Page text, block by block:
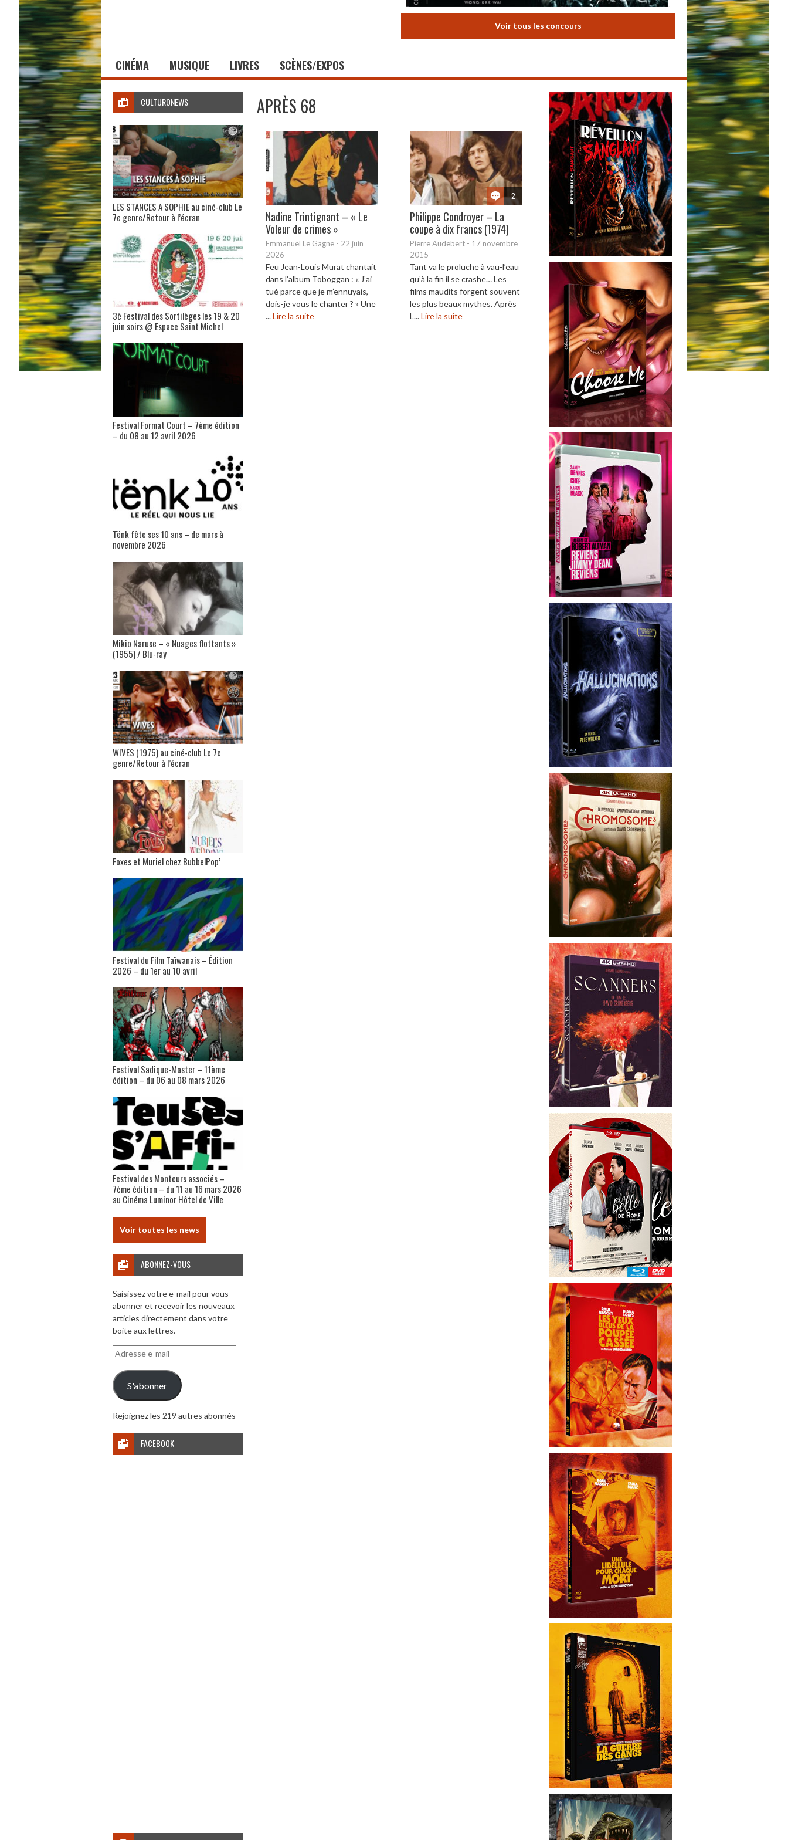
Voir tous les concours
CINÉMA MUSIQUE LIVRES SCÈNES/EXPOS
APRÈS 68
Nadine Trintignant – « Le
Voleur de crimes »
Emmanuel Le Gagne - 22 juin
2026
Feu Jean-Louis Murat chantait
dans l’album Toboggan : « J’ai
tué parce que je m’ennuyais,
dois-je vous le chanter ? » Une
...Lire la suite
2
Philippe Condroyer – La
coupe à dix francs (1974)
Pierre Audebert - 17 novembre
2015
Tant va le proluche à vau-l’eau
qu’à la fin il se crashe… Les
films maudits forgent souvent
les plus beaux mythes. Après
L...Lire la suite
CULTURONEWS
LES STANCES A SOPHIE au ciné-club Le
7e genre/Retour à l’écran
3è Festival des Sortilèges les 19 & 20
juin soirs @ Espace Saint Michel
Festival Format Court – 7ème édition
– du 08 au 12 avril 2026
Tënk fête ses 10 ans – de mars à
novembre 2026
Mikio Naruse – « Nuages flottants »
(1955) / Blu-ray
WIVES (1975) au ciné-club Le 7e
genre/Retour à l’écran
Foxes et Muriel chez BubbelPop’
Festival du Film Taïwanais – Édition
2026 – du 1er au 10 avril
Festival Sadique-Master – 11ème
édition – du 06 au 08 mars 2026
Festival des Monteurs associés –
7ème édition – du 11 au 16 mars 2026
au Cinéma Luminor Hôtel de Ville
Voir toutes les news
ABONNEZ-VOUS
Saisissez votre e-mail pour vous
abonner et recevoir les nouveaux
articles directement dans votre
boite aux lettres.
Adresse
e-
mail
S'abonner
Rejoignez les 219 autres abonnés
FACEBOOK